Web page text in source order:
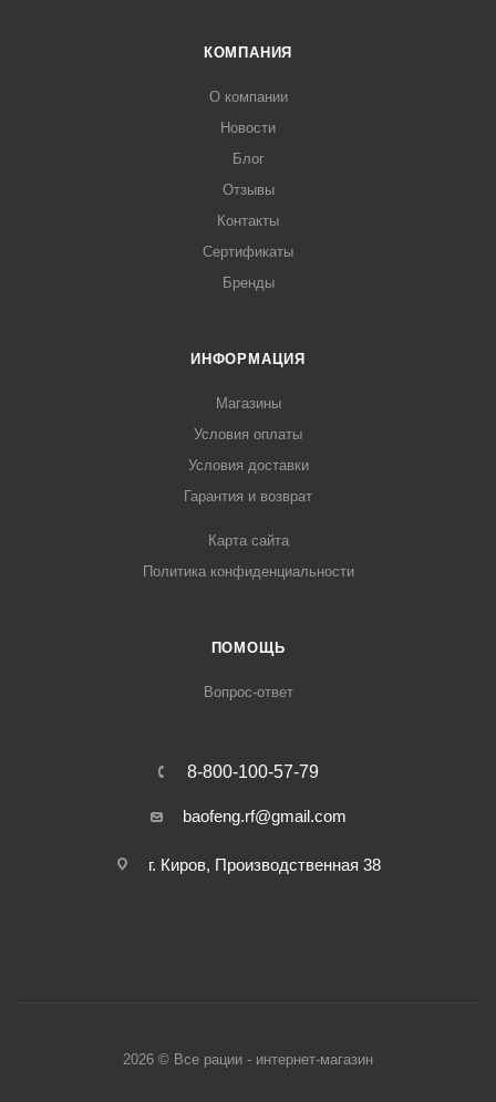
КОМПАНИЯ
О компании
Новости
Блог
Отзывы
Контакты
Сертификаты
Бренды
ИНФОРМАЦИЯ
Магазины
Условия оплаты
Условия доставки
Гарантия и возврат
Карта сайта
Политика конфиденциальности
ПОМОЩЬ
Вопрос-ответ
8-800-100-57-79
baofeng.rf@gmail.com
г. Киров, Производственная 38
2026 © Все рации - интернет-магазин